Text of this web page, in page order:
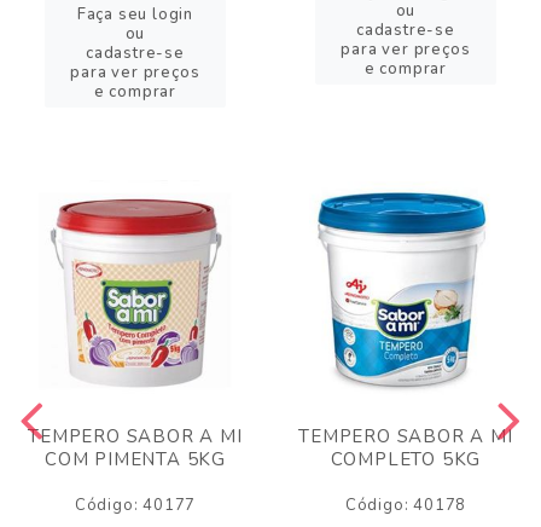
Faça seu login
ou
cadastre-se
para ver preços
e comprar
ou
cadastre-se
para ver preços
e comprar
TEMPERO SABOR A MI
COM PIMENTA 5KG
Código: 40177
TEMPERO SABOR A MI
COMPLETO 5KG
Código: 40178